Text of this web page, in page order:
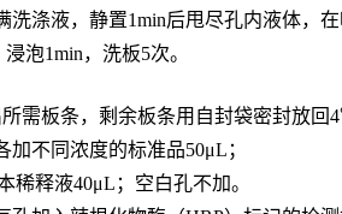
洗涤液，静置1min后甩尽孔内液体，
泡1min，洗板5次。
需板条，剩余板条用自封袋密封放回
加不同浓度的标准品50μL；
稀释液40μL； 空白孔不加。